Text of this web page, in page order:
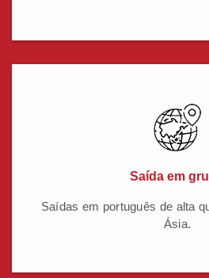
Saída em
Saídas em português de alta
Ásia.